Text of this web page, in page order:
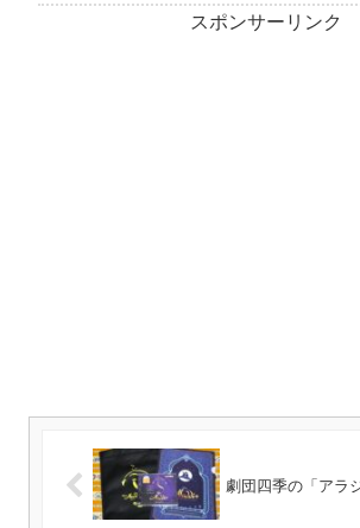
スポンサーリンク
劇団四季の「アラ